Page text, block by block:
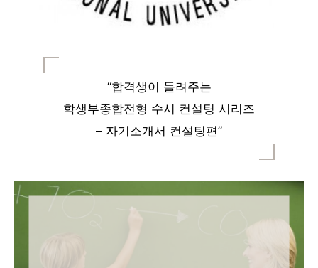
“합격생이 들려주는
학생부종합전형 수시 컨설팅 시리즈
– 자기소개서 컨설팅편”